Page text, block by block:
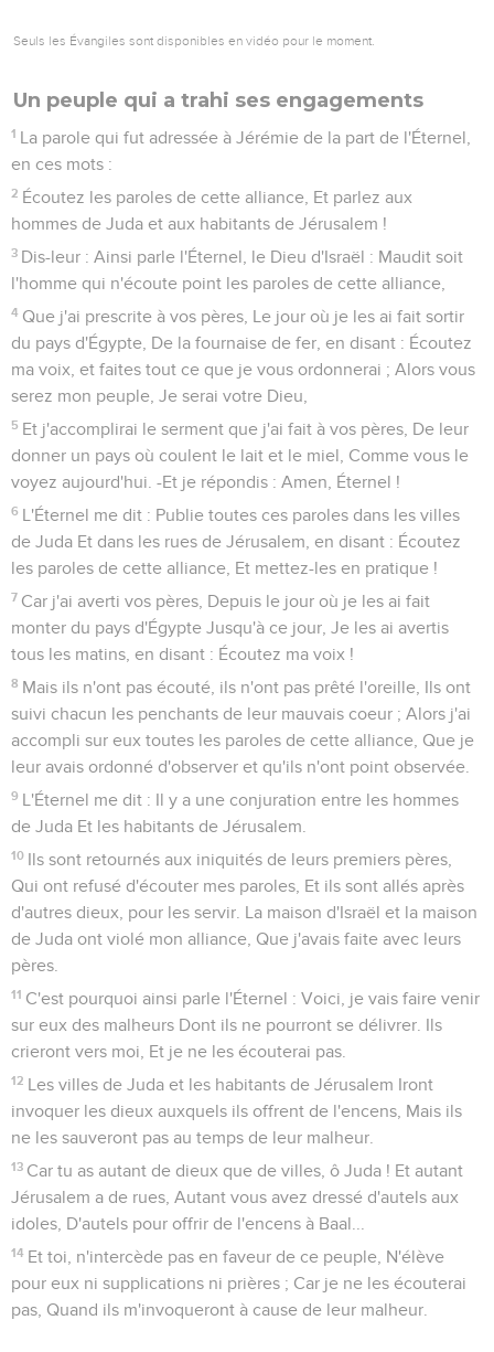
Seuls les Évangiles sont disponibles en vidéo pour le moment.
Un peuple qui a trahi ses engagements
1 La parole qui fut adressée à Jérémie de la part de l'Éternel,
en ces mots :
2 Écoutez les paroles de cette alliance, Et parlez aux
hommes de Juda et aux habitants de Jérusalem !
3 Dis-leur : Ainsi parle l'Éternel, le Dieu d'Israël : Maudit soit
l'homme qui n'écoute point les paroles de cette alliance,
4 Que j'ai prescrite à vos pères, Le jour où je les ai fait sortir
du pays d'Égypte, De la fournaise de fer, en disant : Écoutez
ma voix, et faites tout ce que je vous ordonnerai ; Alors vous
serez mon peuple, Je serai votre Dieu,
5 Et j'accomplirai le serment que j'ai fait à vos pères, De leur
donner un pays où coulent le lait et le miel, Comme vous le
voyez aujourd'hui. -Et je répondis : Amen, Éternel !
6 L'Éternel me dit : Publie toutes ces paroles dans les villes
de Juda Et dans les rues de Jérusalem, en disant : Écoutez
les paroles de cette alliance, Et mettez-les en pratique !
7 Car j'ai averti vos pères, Depuis le jour où je les ai fait
monter du pays d'Égypte Jusqu'à ce jour, Je les ai avertis
tous les matins, en disant : Écoutez ma voix !
8 Mais ils n'ont pas écouté, ils n'ont pas prêté l'oreille, Ils ont
suivi chacun les penchants de leur mauvais coeur ; Alors j'ai
accompli sur eux toutes les paroles de cette alliance, Que je
leur avais ordonné d'observer et qu'ils n'ont point observée.
9 L'Éternel me dit : Il y a une conjuration entre les hommes
de Juda Et les habitants de Jérusalem.
10 Ils sont retournés aux iniquités de leurs premiers pères,
Qui ont refusé d'écouter mes paroles, Et ils sont allés après
d'autres dieux, pour les servir. La maison d'Israël et la maison
de Juda ont violé mon alliance, Que j'avais faite avec leurs
pères.
11 C'est pourquoi ainsi parle l'Éternel : Voici, je vais faire venir
sur eux des malheurs Dont ils ne pourront se délivrer. Ils
crieront vers moi, Et je ne les écouterai pas.
12 Les villes de Juda et les habitants de Jérusalem Iront
invoquer les dieux auxquels ils offrent de l'encens, Mais ils
ne les sauveront pas au temps de leur malheur.
13 Car tu as autant de dieux que de villes, ô Juda ! Et autant
Jérusalem a de rues, Autant vous avez dressé d'autels aux
idoles, D'autels pour offrir de l'encens à Baal...
14 Et toi, n'intercède pas en faveur de ce peuple, N'élève
pour eux ni supplications ni prières ; Car je ne les écouterai
pas, Quand ils m'invoqueront à cause de leur malheur.